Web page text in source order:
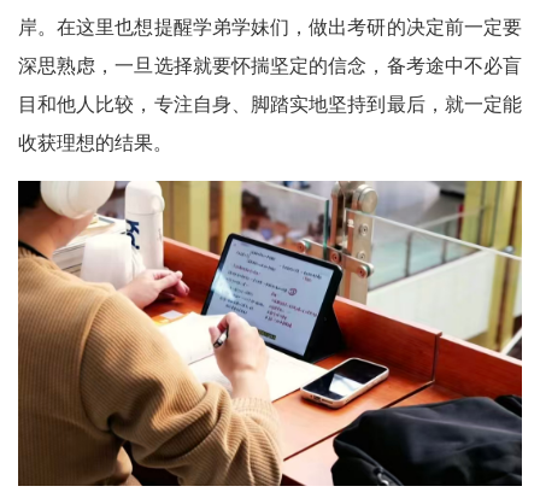
岸。在这里也想提醒学弟学妹们，做出考研的决定前一定要
深思熟虑，一旦选择就要怀揣坚定的信念，备考途中不必盲
目和他人比较，专注自身、脚踏实地坚持到最后，就一定能
收获理想的结果。